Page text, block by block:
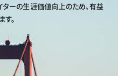
ターの生涯価値向上のため、有益
。